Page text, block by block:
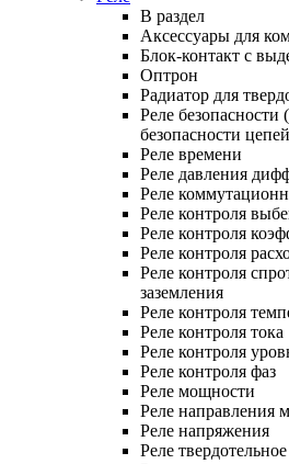
В раздел
Аксессуары для
Блок-контакт с
Оптрон
Радиатор для
Реле безопасности
безопасности
Реле времени
Реле давления
Реле
Реле контроля
Реле контроля
Реле контроля
Реле контроля
заземления
Реле контроля
Реле контроля тока
Реле контроля
Реле контроля фаз
Реле мощности
Реле направления
Реле напряжения
Реле твердотельное